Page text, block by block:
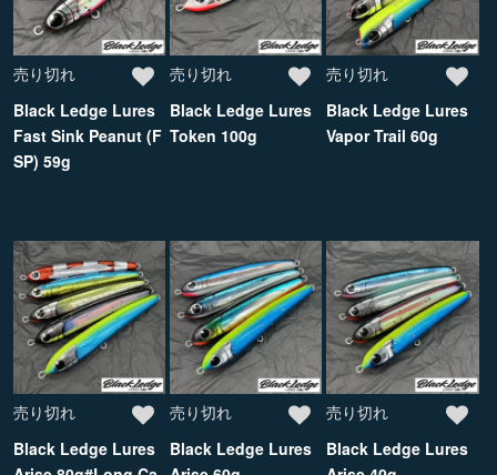
売り切れ
Black Ledge Lures
Fast Sink Peanut (F
SP) 59g
売り切れ
Black Ledge Lures
Token 100g
売り切れ
Black Ledge Lures
Vapor Trail 60g
売り切れ
Black Ledge Lures
売り切れ
Black Ledge Lures
売り切れ
Black Ledge Lures